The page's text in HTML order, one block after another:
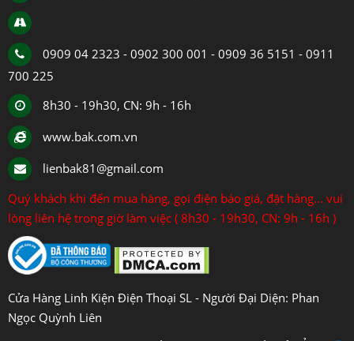
0909 04 2323 - 0902 300 001 - 0909 36 5151 - 0911
700 225
8h30 - 19h30, CN: 9h - 16h
www.bak.com.vn
lienbak81@gmail.com
Quý khách khi đến mua hàng, gọi điện báo giá, đặt hàng... vui
lòng liên hệ trong giờ làm việc ( 8h30 - 19h30, CN: 9h - 16h )
Cửa Hàng Linh Kiện Điện Thoại SL - Người Đại Diện: Phan
Ngọc Quỳnh Liên